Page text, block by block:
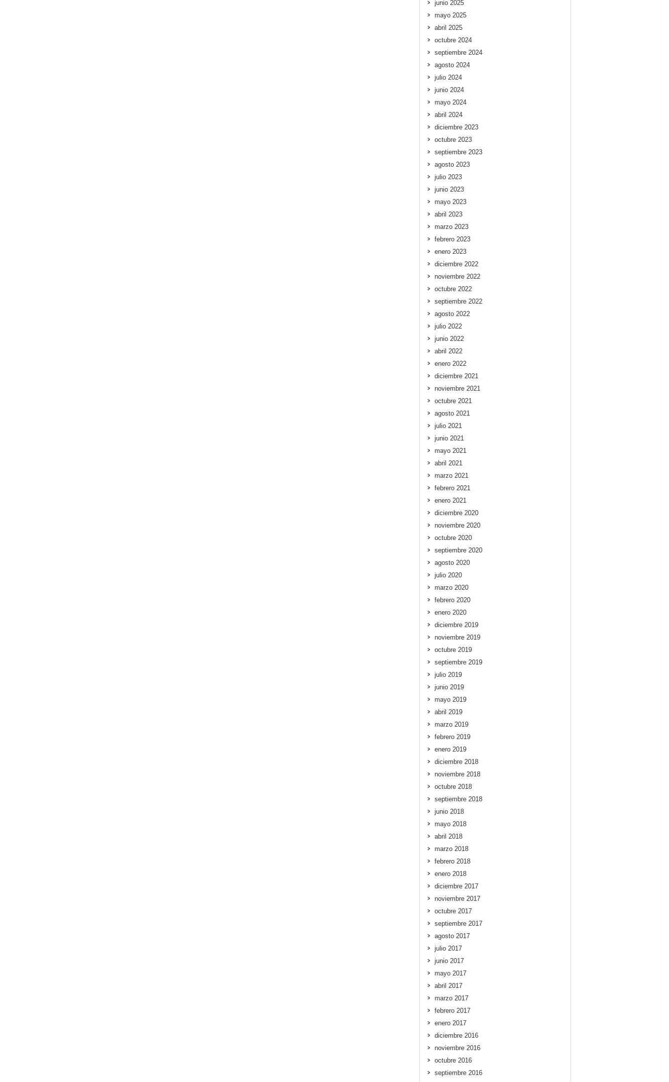
junio 2025
mayo 2025
abril 2025
octubre 2024
septiembre 2024
agosto 2024
julio 2024
junio 2024
mayo 2024
abril 2024
diciembre 2023
octubre 2023
septiembre 2023
agosto 2023
julio 2023
junio 2023
mayo 2023
abril 2023
marzo 2023
febrero 2023
enero 2023
diciembre 2022
noviembre 2022
octubre 2022
septiembre 2022
agosto 2022
julio 2022
junio 2022
abril 2022
enero 2022
diciembre 2021
noviembre 2021
octubre 2021
agosto 2021
julio 2021
junio 2021
mayo 2021
abril 2021
marzo 2021
febrero 2021
enero 2021
diciembre 2020
noviembre 2020
octubre 2020
septiembre 2020
agosto 2020
julio 2020
marzo 2020
febrero 2020
enero 2020
diciembre 2019
noviembre 2019
octubre 2019
septiembre 2019
julio 2019
junio 2019
mayo 2019
abril 2019
marzo 2019
febrero 2019
enero 2019
diciembre 2018
noviembre 2018
octubre 2018
septiembre 2018
junio 2018
mayo 2018
abril 2018
marzo 2018
febrero 2018
enero 2018
diciembre 2017
noviembre 2017
octubre 2017
septiembre 2017
agosto 2017
julio 2017
junio 2017
mayo 2017
abril 2017
marzo 2017
febrero 2017
enero 2017
diciembre 2016
noviembre 2016
octubre 2016
septiembre 2016